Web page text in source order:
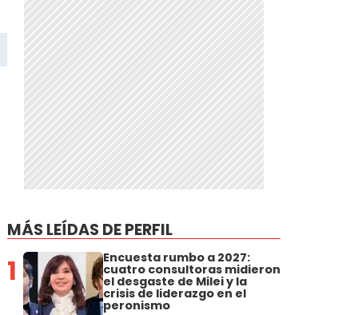
MÁS LEÍDAS DE PERFIL
1 Encuesta rumbo a 2027:
cuatro consultoras midieron
el desgaste de Milei y la
crisis de liderazgo en el
peronismo